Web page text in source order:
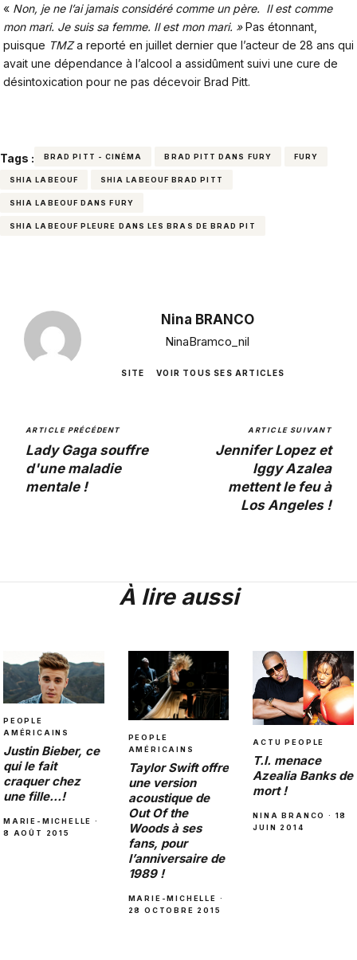
« Non, je ne l’ai jamais considéré comme un père. Il est comme
mon mari. Je suis sa femme. Il est mon mari. »Pas étonnant,
puisque TMZa reporté en juillet dernier que l’acteur de 28 ans qui
avait une dépendance à l’alcool a assidûment suivi une cure de
désintoxication pour ne pas décevoir Brad Pitt.
Tags : BRAD PITT - CINÉMA BRAD PITT DANS FURY FURY
SHIA LABEOUF SHIA LABEOUF BRAD PITT
SHIA LABEOUF DANS FURY
SHIA LABEOUF PLEURE DANS LES BRAS DE BRAD PIT
Nina BRANCO
NinaBramco_nil
SITE VOIR TOUS SES ARTICLES
ARTICLE PRÉCÉDENT
Lady Gaga souffre
d'une maladie
mentale !
ARTICLE SUIVANT
Jennifer Lopez et
Iggy Azalea
mettent le feu à
Los Angeles !
À lire aussi
PEOPLE
AMÉRICAINS
Justin Bieber, ce
qui le fait
craquer chez
une fille…!
MARIE-MICHELLE ·
8 AOÛT 2015
PEOPLE
AMÉRICAINS
Taylor Swift offre
une version
acoustique de
Out Of the
Woods à ses
fans, pour
l’anniversaire de
1989 !
MARIE-MICHELLE ·
28 OCTOBRE 2015
ACTU PEOPLE
T.I. menace
Azealia Banks de
mort !
NINA BRANCO · 18
JUIN 2014